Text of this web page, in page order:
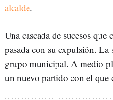
alcalde.
Una cascada de sucesos
pasada con su expulsión. La
grupo municipal. A medio
un nuevo partido con el que